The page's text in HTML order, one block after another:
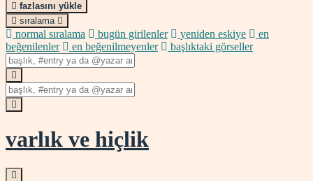
fazlasını yükle
sıralama
normal sıralama bugün girilenler yeniden eskiye
en
beğenilenler
en beğenilmeyenler başlıktaki görseller
varlık ve hiçlik